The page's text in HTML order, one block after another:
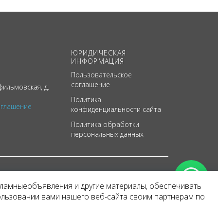
д.
ЮРИДИЧЕСКАЯ
ИНФОРМАЦИЯ
Пользовательское
соглашение
Политика
конфиденциальности сайта
Политика обработки
персональных данных
и другие материалы, обеспечивать
вами нашего веб-сайта своим партнерам по